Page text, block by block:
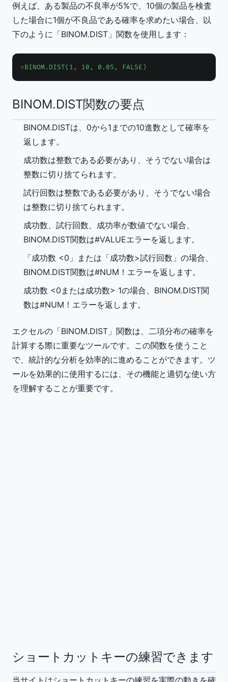
例えば、ある製品の不良率が5%で、10個の製品を検査
した場合に1個が不良品である確率を求めたい場合、以
下のように「BINOM.DIST」関数を使用します：
=BINOM.DIST(1, 10, 0.05, FALSE)
BINOM.DIST関数の要点
BINOM.DISTは、0から1までの10進数として確率を
返します。
成功数は整数である必要があり、そうでない場合は
整数に切り捨てられます。
試行回数は整数である必要があり、そうでない場合
は整数に切り捨てられます。
成功数、試行回数、成功率が数値でない場合、
BINOM.DIST関数は#VALUEエラーを返します。
「成功数 <0」または「成功数>試行回数」の場合、
BINOM.DIST関数は#NUM！エラーを返します。
成功数 <0または成功数> 1の場合、BINOM.DIST関
数は#NUM！エラーを返します。
エクセルの「BINOM.DIST」関数は、二項分布の確率を
計算する際に重要なツールです。この関数を使うこと
で、統計的な分析を効率的に進めることができます。ツ
ールを効果的に使用するには、その機能と適切な使い方
を理解することが重要です。
ショートカットキーの練習できます
当サイトはショートカットキーの練習を実際の動きを確